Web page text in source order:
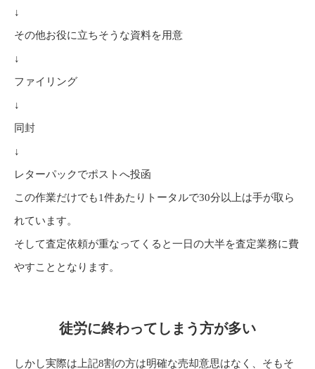
↓
その他お役に立ちそうな資料を用意
↓
ファイリング
↓
同封
↓
レターパックでポストへ投函
この作業だけでも1件あたりトータルで30分以上は手が取ら
れています。
そして査定依頼が重なってくると一日の大半を査定業務に費
やすこととなります。
徒労に終わってしまう方が多い
しかし実際は上記8割の方は明確な売却意思はなく、そもそ